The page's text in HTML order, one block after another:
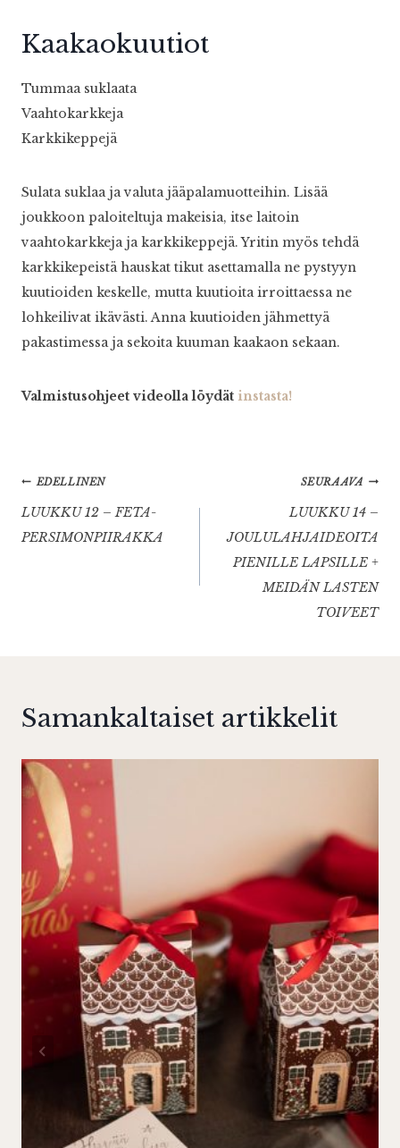
Kaakaokuutiot
Tummaa suklaata
Vaahtokarkkeja
Karkkikeppejä
Sulata suklaa ja valuta jääpalamuotteihin. Lisää
joukkoon paloiteltuja makeisia, itse laitoin
vaahtokarkkeja ja karkkikeppejä. Yritin myös tehdä
karkkikepeistä hauskat tikut asettamalla ne pystyyn
kuutioiden keskelle, mutta kuutioita irroittaessa ne
lohkeilivat ikävästi. Anna kuutioiden jähmettyä
pakastimessa ja sekoita kuuman kaakaon sekaan.
Valmistusohjeet videolla löydät instasta!
Artikkelien
selaus
EDELLINEN
LUUKKU 12 – FETA-
PERSIMONPIIRAKKA
SEURAAVA
LUUKKU 14 –
JOULULAHJAIDEOITA
PIENILLE LAPSILLE +
MEIDÄN LASTEN
TOIVEET
Samankaltaiset artikkelit